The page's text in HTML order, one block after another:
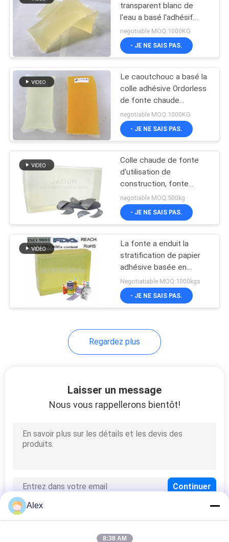
adhésif chaud de
fonte
Adhésif en
caoutchouc de
fonte chaude
Fonte chaude PSA
Colle chaude de
fonte de polyoléfine
transparent blanc de
l'eau a basé l'adhésif
chaud de colle de fonte
pour des couches-
culottes de bébé
negotiable MOQ:1000KG
- JE NE SAIS PAS.
Le caoutchouc a basé la
colle adhésive Ordorless
de fonte chaude
structurelle pour des
protections de serviette
hygiénique
negotiable MOQ:1000KG
- JE NE SAIS PAS.
Colle chaude de fonte
d'utilisation de
construction, fonte
chaude PSA
d'application
imperméable
negotiable MOQ:500kg
- JE NE SAIS PAS.
La fonte a enduit la
stratification de papier
adhésive basée en
caoutchouc de fonte
chaude de PSA
Negotiatiable MOQ:1000kgs
- JE NE SAIS PAS.
Regardez plus
Laisser un message
Nous vous rappellerons bientôt!
Alex
8:38 AM